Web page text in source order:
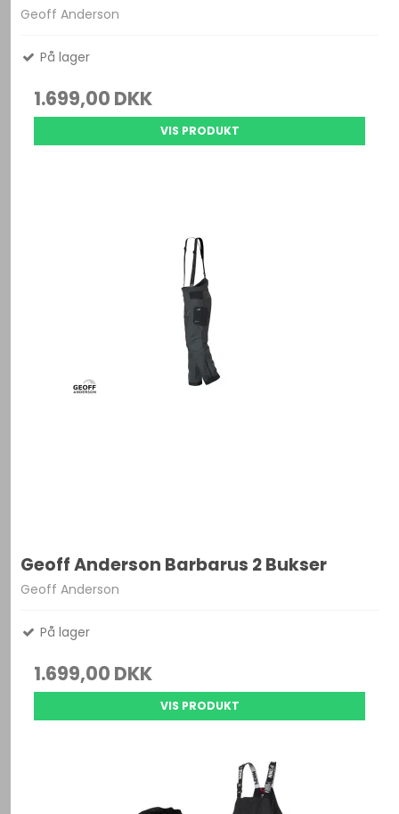
Geoff Anderson
På lager
1.699,00 DKK
VIS PRODUKT
Geoff Anderson Barbarus 2 Bukser
Geoff Anderson
På lager
1.699,00 DKK
VIS PRODUKT